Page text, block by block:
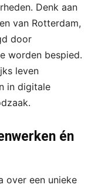
Denk aan
van Rotterdam,
door
worden bespied.
leven
in digitale
én
over een unieke